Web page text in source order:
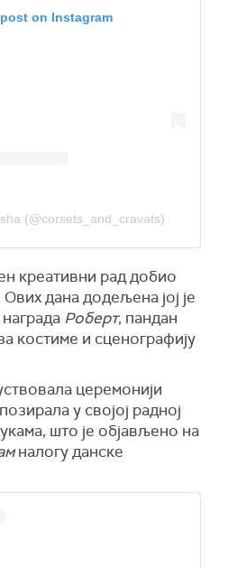
on Instagram
(@corsets_and_cravats)
креативни рад добио
дана додељена јој је
Роберт, пандан
костиме и сценографију
церемонији
у својој радној
што је објављено на
налогу данске